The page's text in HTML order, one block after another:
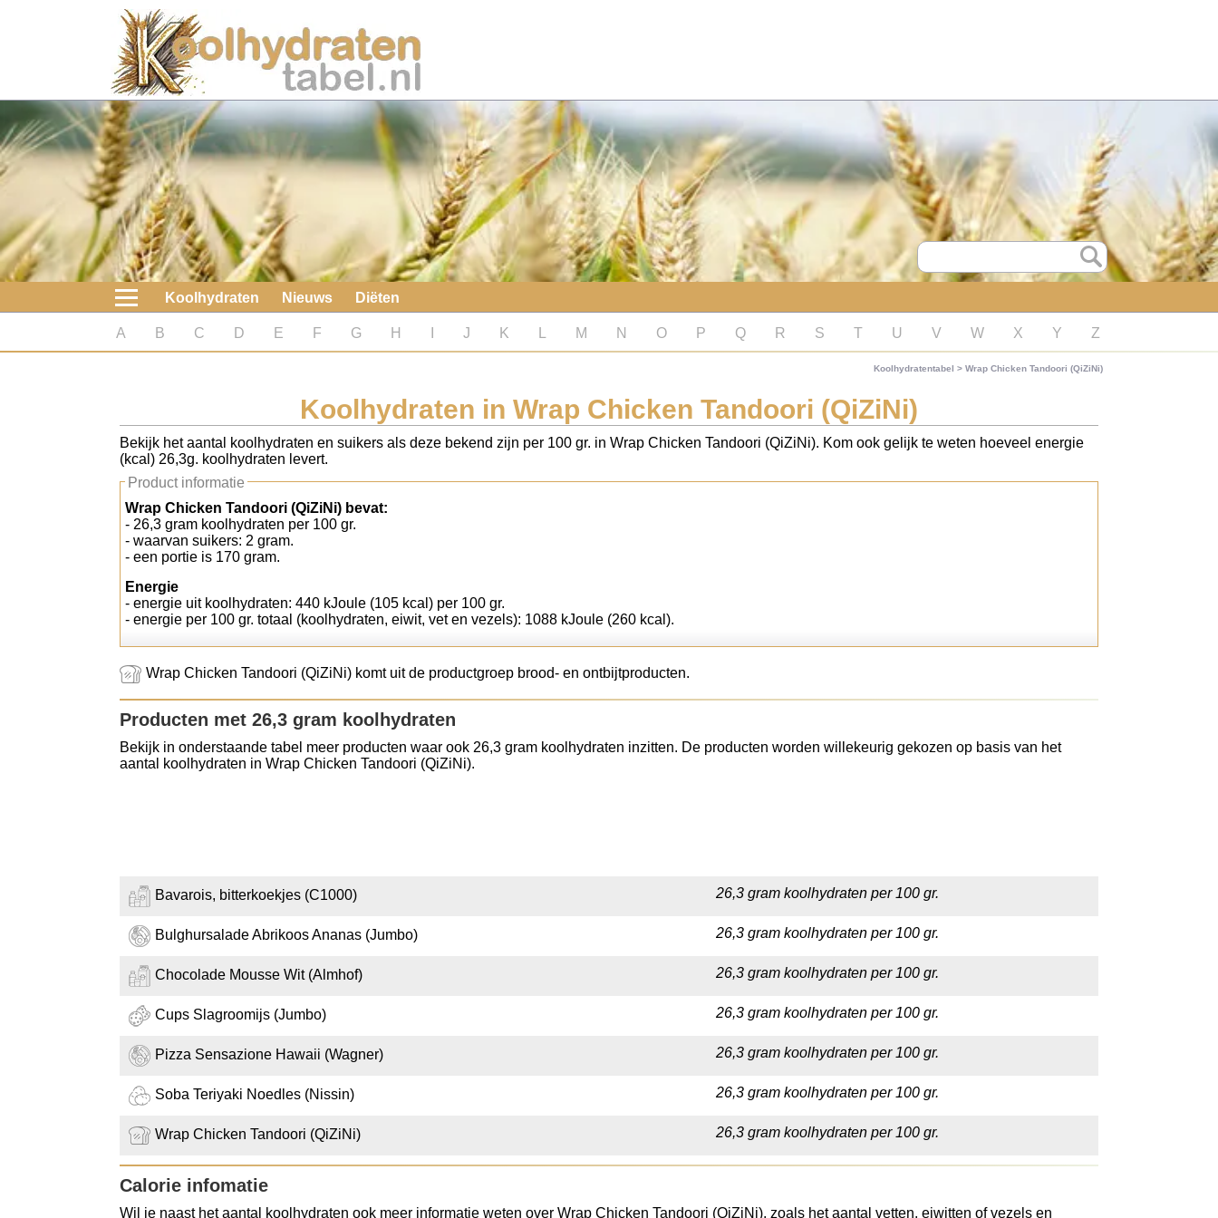
Koolhydraten
Nieuws
Koolhydraatarme diëten
Boeken
koolhydraatarme diëten
Diabetes test
Koolhydraten tellen
Koolhydraten Nieuws Diëten
A B C D E F G H J K M N O P Q R S T U V W X Y Z
Koolhydratentabel > Wrap Chicken Tandoori (QiZiNi)
Koolhydraten in Wrap Chicken Tandoori (QiZiNi)
Bekijk het aantal koolhydraten en suikers als deze bekend zijn per 100 gr. in Wrap Chicken Tandoori (QiZiNi). Kom ook gelijk te weten hoeveel energie
(kcal) 26,3g. koolhydraten levert.
Product informatie
Wrap Chicken Tandoori (QiZiNi) bevat:
- 26,3 gram koolhydraten per 100 gr.
- waarvan suikers: 2 gram.
- een portie is 170 gram.
Energie
- energie uit koolhydraten: 440 kJoule (105 kcal) per 100 gr.
- energie per 100 gr. totaal (koolhydraten, eiwit, vet en vezels): 1088 kJoule (260 kcal).
Wrap Chicken Tandoori (QiZiNi) komt uit de productgroep brood- en ontbijtproducten.
Producten met 26,3 gram koolhydraten
Bekijk in onderstaande tabel meer producten waar ook 26,3 gram koolhydraten inzitten. De producten worden willekeurig gekozen op basis van het
aantal koolhydraten in Wrap Chicken Tandoori (QiZiNi).
Bavarois, bitterkoekjes (C1000) 26,3 gram koolhydraten per 100 gr.
Bulghursalade Abrikoos Ananas (Jumbo) 26,3 gram koolhydraten per 100 gr.
Chocolade Mousse Wit (Almhof) 26,3 gram koolhydraten per 100 gr.
Cups Slagroomijs (Jumbo) 26,3 gram koolhydraten per 100 gr.
Pizza Sensazione Hawaii (Wagner) 26,3 gram koolhydraten per 100 gr.
Soba Teriyaki Noedles (Nissin) 26,3 gram koolhydraten per 100 gr.
Wrap Chicken Tandoori (QiZiNi) 26,3 gram koolhydraten per 100 gr.
Calorie infomatie
Wil je naast het aantal koolhydraten ook meer informatie weten over Wrap Chicken Tandoori (QiZiNi), zoals het aantal vetten, eiwitten of vezels en